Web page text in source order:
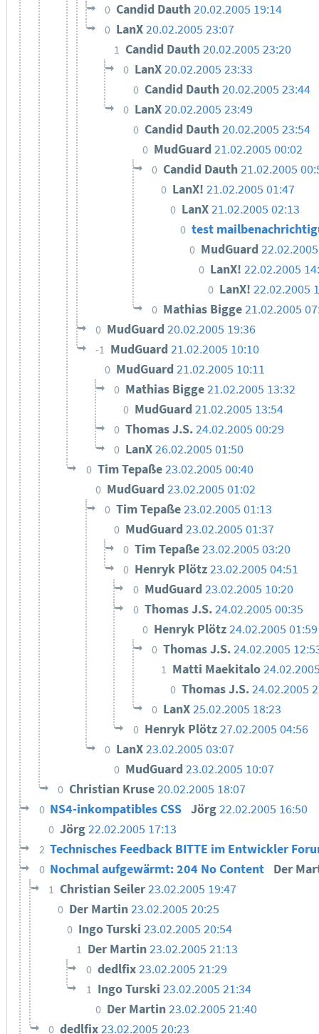
0 Candid Dauth20.02.2005 19:14
0 LanX20.02.2005 23:07
1 Candid Dauth20.02.2005 23:20
0 LanX20.02.2005 23:33
0 Candid Dauth20.02.2005 23:44
0 LanX20.02.2005 23:49
0 Candid Dauth20.02.2005 23:54
0 MudGuard 21.02.2005 00:02
0 Candid Dauth21.02.2005
0 LanX!21.02.2005 01:47
0 LanX21.02.2005 02:13
0 test
0 MudGuard
0 LanX! 22.02.2005
0 LanX!22.02.2005
0 Mathias Bigge21.02.2005
0 MudGuard 20.02.2005 19:36
-1 MudGuard 21.02.2005 10:10
0 MudGuard 21.02.2005 10:11
0 Mathias Bigge21.02.2005 13:32
0 MudGuard21.02.2005 13:54
0 Thomas J.S.24.02.2005 00:29
0 LanX26.02.2005 01:50
0 Tim Tepaße23.02.2005 00:40
0 MudGuard 23.02.2005 01:02
0 Tim Tepaße23.02.2005 01:13
0 MudGuard23.02.2005 01:37
0 Tim Tepaße23.02.2005 03:20
0 Henryk Plötz23.02.2005 04:51
0 MudGuard 23.02.2005 10:20
0 Thomas J.S.24.02.2005 00:35
0 Henryk Plötz24.02.2005 01:59
0 Thomas J.S.24.02.2005
1 Matti Maekitalo
0 Thomas J.S.24.02.2005
0 LanX25.02.2005 18:23
0 Henryk Plötz27.02.2005 04:56
0 LanX23.02.2005 03:07
0 MudGuard23.02.2005 10:07
0 Christian Kruse20.02.2005 18:07
0 NS4-inkompatibles CSS Jörg22.02.2005 16:50
0 Jörg22.02.2005 17:13
2 Technisches Feedback BITTE im Entwickler
0 Nochmal aufgewärmt: 204 No Content Der
1 Christian Seiler23.02.2005 19:47
0 Der Martin23.02.2005 20:25
0 Ingo Turski23.02.2005 20:54
1 Der Martin23.02.2005 21:13
0 dedlfix23.02.2005 21:29
1 Ingo Turski 23.02.2005 21:34
0 Der Martin23.02.2005 21:40
0 dedlfix23.02.2005 20:23